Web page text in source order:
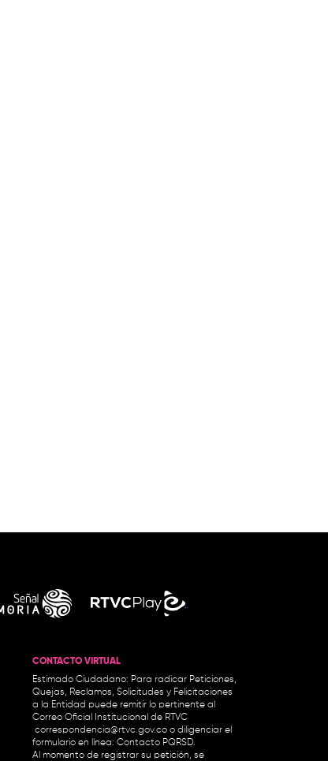
CONTACTO VIRTUAL
Estimado Ciudadano: Para radicar Peticiones,
Quejas, Reclamos, Solicitudes y Felicitaciones
a la Entidad puede remitir lo pertinente al
Correo Oficial Institucional de RTVC
correspondencia@rtvc.gov.co o diligenciar el
formulario en línea: Contacto PQRSD.
Al momento de registrar su petición, se